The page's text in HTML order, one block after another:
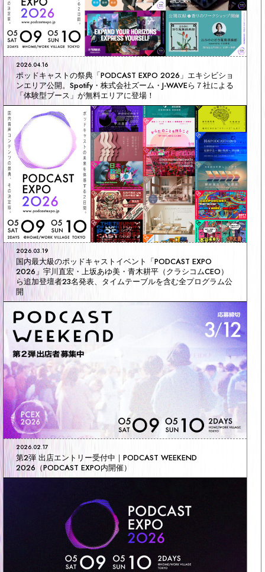
2026.04.16
ポッドキャストの祭典「PODCAST EXPO 2026」エキシビショ
ンエリア公開。Spotify・株式会社ズーム・J-WAVEら７社による
「体験型ブース」が無料エリアに登場！
2026.03.19
国内最大級のポッドキャストイベント「PODCAST EXPO
2026」宇川直宏・上坂あゆ美・青木耕平（クラシコムCEO）
ら追加登壇者23名発表、タイムテーブルを含む全プログラム公
開
2026.02.17
第2弾 出店エントリー受付中｜PODCAST WEEKEND
2026（PODCAST EXPO内開催）